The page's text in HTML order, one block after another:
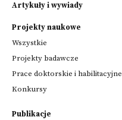
Artykuły i wywiady
Projekty naukowe
Wszystkie
Projekty badawcze
Prace doktorskie i habilitacyjne
Konkursy
Publikacje